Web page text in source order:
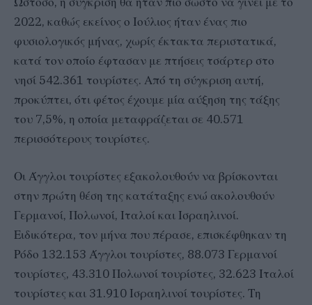
2022, καθώς εκείνος ο Ιούλιος ήταν ένας πιο
φυσιολογικός μήνας, χωρίς έκτακτα περιστατικά,
κατά τον οποίο έφτασαν με πτήσεις τσάρτερ στο
νησί 542.361 τουρίστες. Από τη σύγκριση αυτή,
προκύπτει, ότι φέτος έχουμε μία αύξηση της τάξης
του 7,5%, η οποία μεταφράζεται σε 40.571
περισσότερους τουρίστες.
Οι Άγγλοι τουρίστες εξακολουθούν να βρίσκονται
στην πρώτη θέση της κατάταξης ενώ ακολουθούν
Γερμανοί, Πολωνοί, Ιταλοί και Ισραηλινοί.
Ειδικότερα, τον μήνα που πέρασε, επισκέφθηκαν τη
Ρόδο 132.153 Άγγλοι τουρίστες, 88.073 Γερμανοί
τουρίστες, 43.310 Πολωνοί τουρίστες, 32.623 Ιταλοί
τουρίστες και 31.910 Ισραηλινοί τουρίστες. Τη